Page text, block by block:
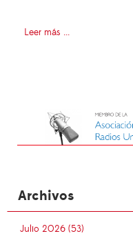
Leer más ...
Archivos
Julio 2026 (53)